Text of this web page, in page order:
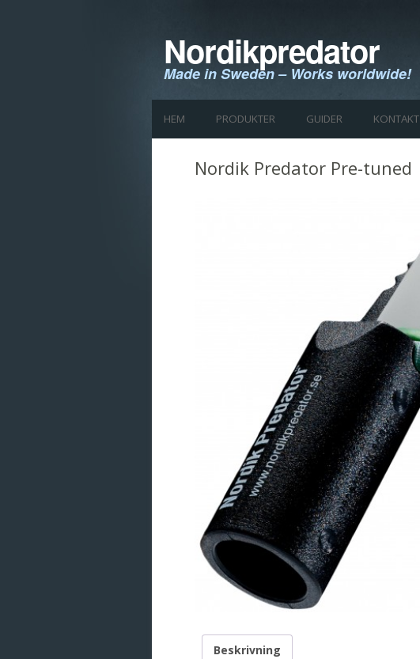
Nordikpredator
Made in Sweden – Works worldwide!
HEM PRODUKTER GUIDER KONTAKT
Nordik Predator Pre-tuned
Beskrivning